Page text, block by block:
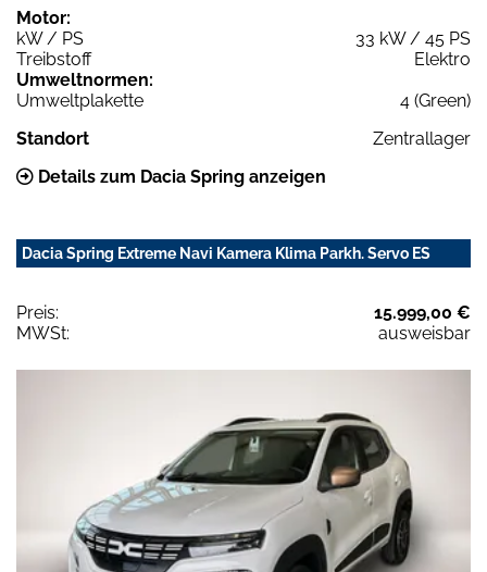
Motor:
kW / PS
33 kW / 45 PS
Treibstoff
Elektro
Umweltnormen:
Umweltplakette
4 (Green)
Standort
Zentrallager
Details zum Dacia Spring anzeigen
Dacia Spring Extreme Navi Kamera Klima Parkh. Servo ES
Preis:
15.999,00 €
MWSt:
ausweisbar